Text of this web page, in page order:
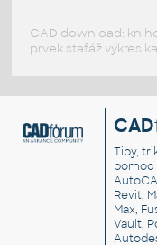
CAD download:
prvek stafáž výkres
CAD
Tipy,
pomoc
Revit,
Max,
Vault,